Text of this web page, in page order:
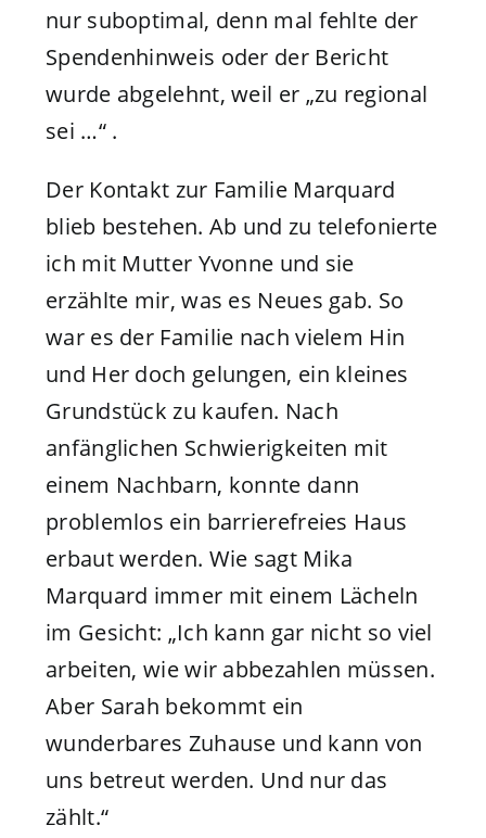
nur suboptimal, denn mal fehlte der
Spendenhinweis oder der Bericht
wurde abgelehnt, weil er „zu regional
sei …“ .
Der Kontakt zur Familie Marquard
blieb bestehen. Ab und zu telefonierte
ich mit Mutter Yvonne und sie
erzählte mir, was es Neues gab. So
war es der Familie nach vielem Hin
und Her doch gelungen, ein kleines
Grundstück zu kaufen. Nach
anfänglichen Schwierigkeiten mit
einem Nachbarn, konnte dann
problemlos ein barrierefreies Haus
erbaut werden. Wie sagt Mika
Marquard immer mit einem Lächeln
im Gesicht: „Ich kann gar nicht so viel
arbeiten, wie wir abbezahlen müssen.
Aber Sarah bekommt ein
wunderbares Zuhause und kann von
uns betreut werden. Und nur das
zählt.“